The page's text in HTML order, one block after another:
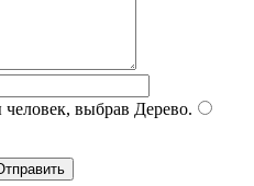
выбрав Дерево.